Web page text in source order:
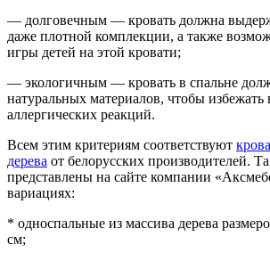
— долговечным — кровать должна
даже плотной комплекции, а также
игры детей на этой кровати;
— экологичным — кровать в спальне
натуральных материалов, чтобы
аллергических реакций.
Всем этим критериям соответствуют
дерева от белорусских производителей.
представлены на сайте компании
вариациях:
* односпальные из массива дерева
см;